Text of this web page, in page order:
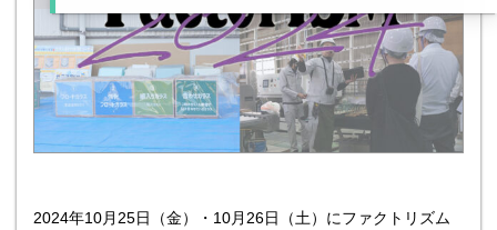
2024年10月25日（金）・10月26日（土）にファクトリズム